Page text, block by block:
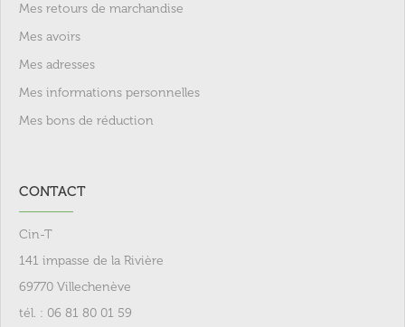
Mes retours de marchandise
Mes avoirs
Mes adresses
Mes informations personnelles
Mes bons de réduction
CONTACT
Cin-T
141 impasse de la Rivière
69770 Villechenève
tél. : 06 81 80 01 59